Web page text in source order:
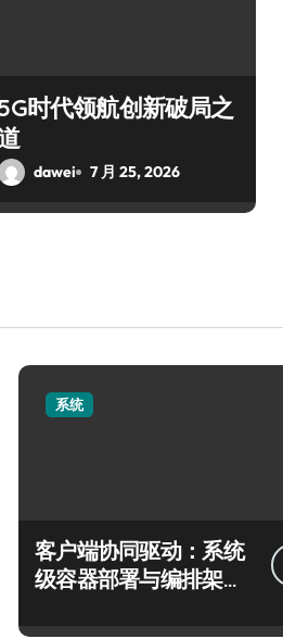
时代领航创新破局之
dawei 7 月 25, 2026
系统
客户端协同驱动：系统
级容器部署与编排架构